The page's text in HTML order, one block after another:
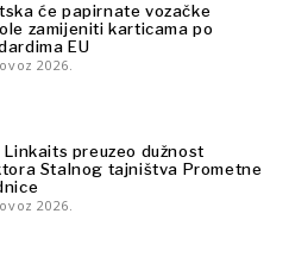
će papirnate vozačke
zamijeniti karticama po
EU
2026.
Linkaits preuzeo dužnost
Stalnog tajništva Prometne
2026.